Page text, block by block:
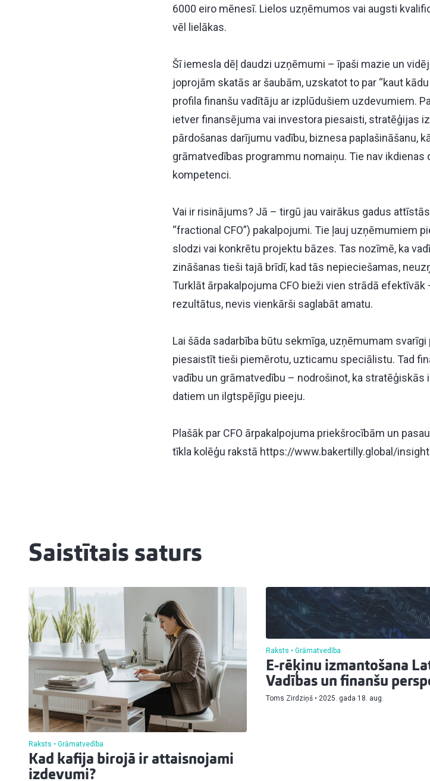
6000 eiro mēnesī. Lielos uzņēmumos vai augsti
vēl lielākas.
Šī iemesla dēļ daudzi uzņēmumi – īpaši mazie un
joprojām skatās ar šaubām, uzskatot to par “kaut
profila finanšu vadītāju ar izplūdušiem uzdevumiem.
ietver finansējuma vai investora piesaisti, stratēģijas
pārdošanas darījumu vadību, biznesa paplašināšanu,
grāmatvedības programmu nomaiņu. Tie nav ikdienas
kompetenci.
Vai ir risinājums? Jā – tirgū jau vairākus gadus
“fractional CFO”) pakalpojumi. Tie ļauj uzņēmumiem
slodzi vai konkrētu projektu bāzes. Tas nozīmē, ka
zināšanas tieši tajā brīdī, kad tās nepieciešamas,
Turklāt ārpakalpojuma CFO bieži vien strādā
rezultātus, nevis vienkārši saglabāt amatu.
Lai šāda sadarbība būtu sekmīga, uzņēmumam
piesaistīt tieši piemērotu, uzticamu speciālistu. Tad
vadību un grāmatvedību – nodrošinot, ka
datiem un ilgtspējīgu pieeju.
Plašāk par CFO ārpakalpojuma priekšrocībām un
tīkla kolēģu rakstā https://www.bakertilly.global/
Saistītais saturs
Raksts Grāmatvedība
Kad kafija birojā ir attaisnojami
izdevumi?
Raksts Grāmatvedība
E-rēķinu izmantošana
Vadības un finanšu
Toms Zirdziņš 2025. gada 18. aug.